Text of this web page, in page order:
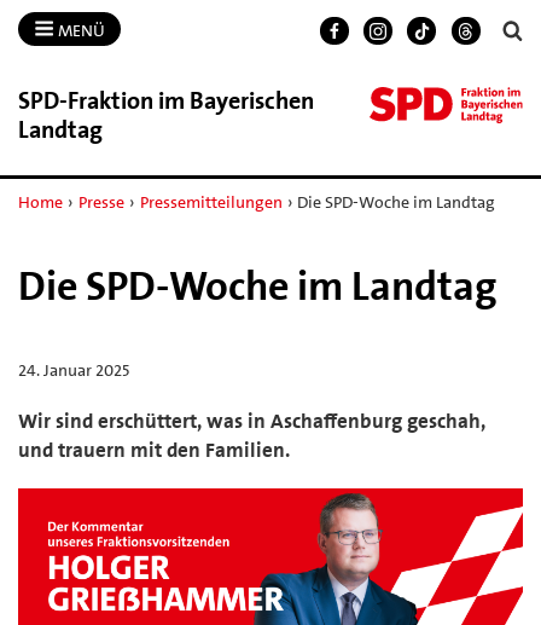
MENÜ
SPD-​Fraktion im Bayerischen
Landtag
Home › Presse › Pressemitteilungen › Die SPD-Woche im Landtag
Die SPD-Woche im Landtag
24. Januar 2025
Wir sind erschüttert, was in Aschaffenburg geschah,
und trauern mit den Familien.